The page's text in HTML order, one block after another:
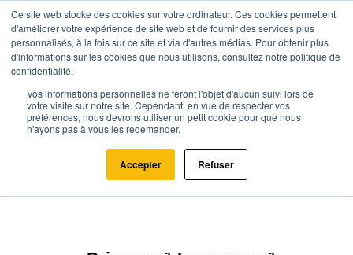
Ce site web stocke des cookies sur votre ordinateur. Ces cookies permettent
d'améliorer votre expérience de site web et de fournir des services plus
personnalisés, à la fois sur ce site et via d'autres médias. Pour obtenir plus
d'informations sur les cookies que nous utilisons, consultez notre politique de
confidentialité.
Vos informations personnelles ne feront l'objet d'aucun suivi lors de
votre visite sur notre site. Cependant, en vue de respecter vos
préférences, nous devrons utiliser un petit cookie pour que nous
n'ayons pas à vous les redemander.
Accepter Refuser
Agence.immo Prix immobilier Nouvelle-Aquitaine Charente (16)
Prix de l'immobilier au m²
Charente (16)